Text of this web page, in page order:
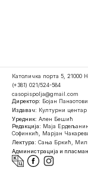
Католичка порта 5, 21000
(+381) 021/524-584
casopispolja@gmail.com
Директор: Бојан
Издавач: Културни центар
Уредник: Ален Бешић
Редакција: Маја
Софинкић, Марјан
Лектура: Сања Бркић,
Администрација и